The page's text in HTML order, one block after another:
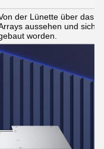
der Lünette über das
aussehen und sich
worden.